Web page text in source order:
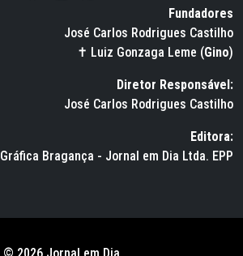
Fundadores
José Carlos Rodrigues Castilho
✝ Luiz Gonzaga Leme (Gino)
Diretor Responsável:
José Carlos Rodrigues Castilho
Editora:
Gráfica Bragança - Jornal em Dia Ltda. EPP